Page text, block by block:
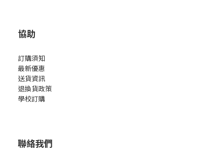
協助
訂購須知
最新優惠
送貨資訊
退換貨政策
學校訂購
聯絡我們